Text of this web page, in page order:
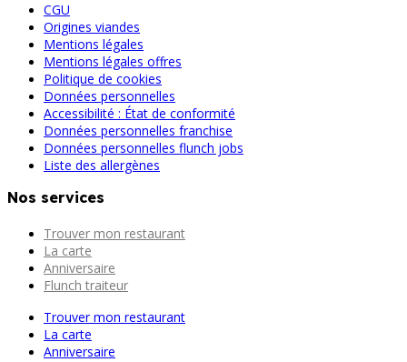
CGU
Origines viandes
Mentions légales
Mentions légales offres
Politique de cookies
Données personnelles
Accessibilité : État de conformité
Données personnelles franchise
Données personnelles flunch jobs
Liste des allergènes
Nos services
Trouver mon restaurant
La carte
Anniversaire
Flunch traiteur
Trouver mon restaurant
La carte
Anniversaire